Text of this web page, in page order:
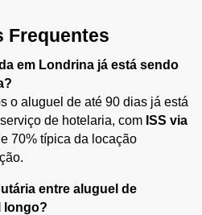
Frequentes
em Londrina já está sendo
o aluguel de até 90 dias já está
de hotelaria, com ISS via
70% típica da locação
entre aluguel de
longo?